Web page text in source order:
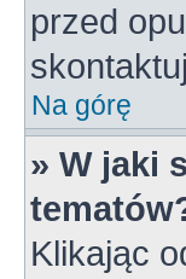
przed
Na górę
» W jaki
Klikając